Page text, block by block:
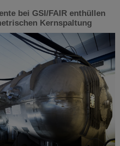
bei GSI/FAIR enthüllen
Kernspaltung